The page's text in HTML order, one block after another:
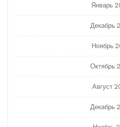
Январь
Декабрь
Ноябрь
Октябрь
Август
Декабрь